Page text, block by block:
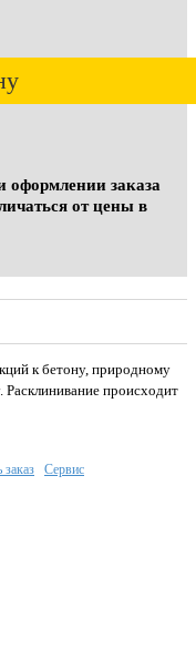
оформлении заказа
от цены в
к бетону, природному
происходит
заказ Сервис